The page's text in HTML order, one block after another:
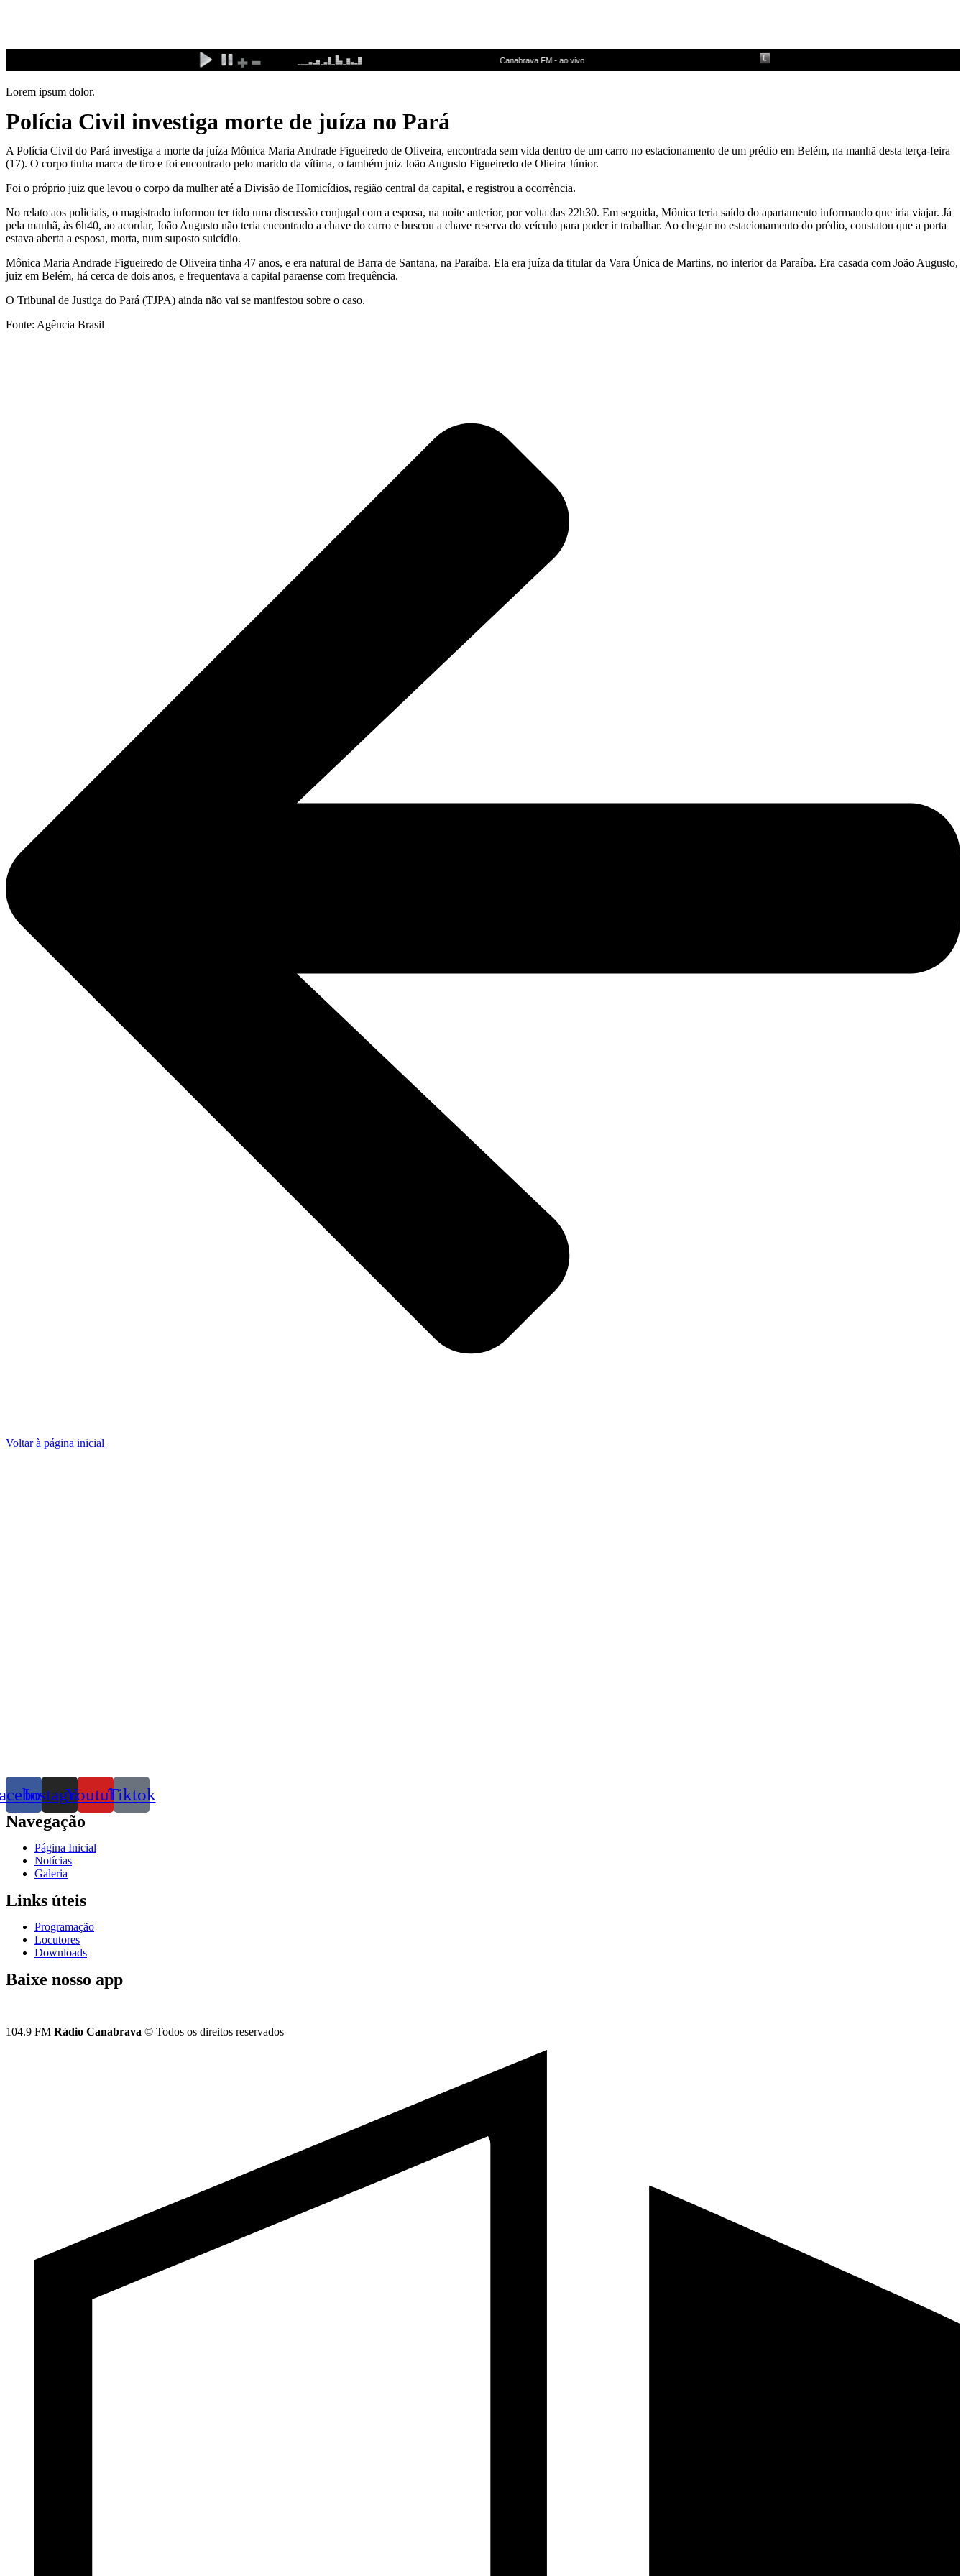
conteúdo
Lorem ipsum dolor.
Polícia Civil investiga morte de juíza no Pará
A Polícia Civil do Pará investiga a morte da juíza Mônica Maria Andrade Figueiredo de Oliveira, encontrada sem vida dentro de um carro no estacionamento de um prédio em Belém, na manhã desta terça-feira
(17). O corpo tinha marca de tiro e foi encontrado pelo marido da vítima, o também juiz João Augusto Figueiredo de Olieira Júnior.
Foi o próprio juiz que levou o corpo da mulher até a Divisão de Homicídios, região central da capital, e registrou a ocorrência.
No relato aos policiais, o magistrado informou ter tido uma discussão conjugal com a esposa, na noite anterior, por volta das 22h30. Em seguida, Mônica teria saído do apartamento informando que iria viajar. Já
pela manhã, às 6h40, ao acordar, João Augusto não teria encontrado a chave do carro e buscou a chave reserva do veículo para poder ir trabalhar. Ao chegar no estacionamento do prédio, constatou que a porta
estava aberta a esposa, morta, num suposto suicídio.
Mônica Maria Andrade Figueiredo de Oliveira tinha 47 anos, e era natural de Barra de Santana, na Paraíba. Ela era juíza da titular da Vara Única de Martins, no interior da Paraíba. Era casada com João Augusto,
juiz em Belém, há cerca de dois anos, e frequentava a capital paraense com frequência.
O Tribunal de Justiça do Pará (TJPA) ainda não vai se manifestou sobre o caso.
Fonte: Agência Brasil
Voltar à página inicial
InstagramYoutubeTiktok
Navegação
Página Inicial
Notícias
Galeria
Links úteis
Programação
Locutores
Downloads
Baixe nosso app
104.9 FM Rádio Canabrava © Todos os direitos reservados